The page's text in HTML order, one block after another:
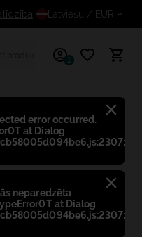
error occurred.
at Dialog
neparedzēta
at Dialog
Latviešu / EUR
1